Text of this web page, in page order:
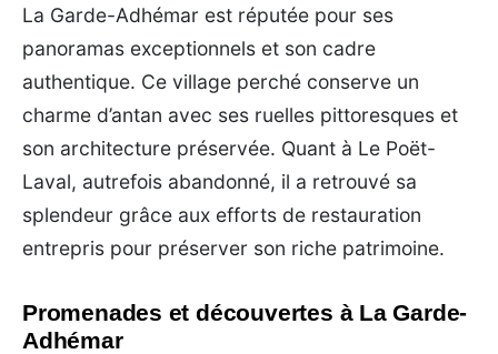
La Garde-Adhémar est réputée pour ses
panoramas exceptionnels et son cadre
authentique. Ce village perché conserve un
charme d’antan avec ses ruelles pittoresques et
son architecture préservée. Quant à Le Poët-
Laval, autrefois abandonné, il a retrouvé sa
splendeur grâce aux efforts de restauration
entrepris pour préserver son riche patrimoine.
Promenades et découvertes à La Garde-
Adhémar